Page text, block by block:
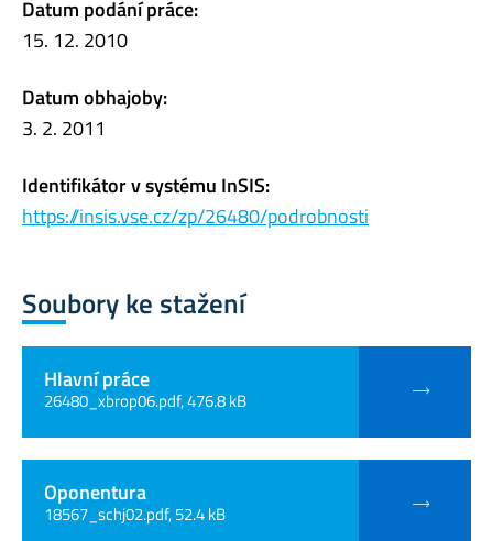
Datum podání práce:
15. 12. 2010
Datum obhajoby:
3. 2. 2011
Identifikátor v systému InSIS:
https://insis.vse.cz/zp/26480/podrobnosti
Soubory ke stažení
Hlavní práce
26480_xbrop06.pdf, 476.8 kB
Oponentura
18567_schj02.pdf, 52.4 kB